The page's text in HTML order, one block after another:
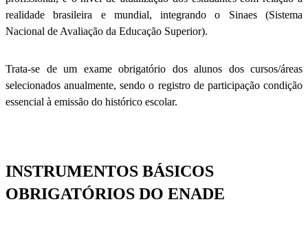
realidade brasileira e mundial, integrando o Sinaes (Sistema
Nacional de Avaliação da Educação Superior).
Trata-se de um exame obrigatório dos alunos dos cursos/áreas
selecionados anualmente, sendo o registro de participação condição
essencial à emissão do histórico escolar.
INSTRUMENTOS BÁSICOS
OBRIGATÓRIOS DO ENADE